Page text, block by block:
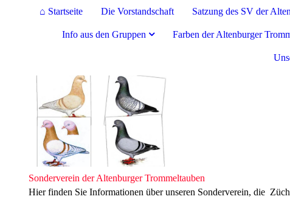
⌂ Startseite Die Vorstandschaft Satzung des SV der
Info aus den Gruppen Farben der Altenburger
Sonderverein der Altenburger Trommeltauben
Hier finden Sie Informationen über unseren Sonderverein, die